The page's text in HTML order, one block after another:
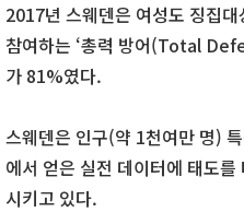
2017년 스웨덴은 여성도 징집
참여하는 ‘총력 방어(Total
가 81%였다.
스웨덴은 인구(약 1천여만 명)
에서 얻은 실전 데이터에 태도
시키고 있다.